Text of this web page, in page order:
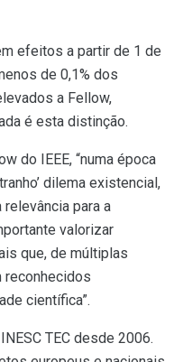
efeitos a partir de 1 de
de 0,1% dos
a Fellow,
é esta distinção.
do IEEE, “numa época
dilema existencial,
para a
valorizar
que, de múltiplas
reconhecidos
científica”.
TEC desde 2006.